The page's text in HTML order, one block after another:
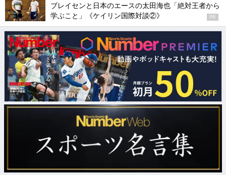
ブレイセンと日本のエースの太田海也「絶対王者から
学ぶこと」《ケイリン国際対談②》
PR